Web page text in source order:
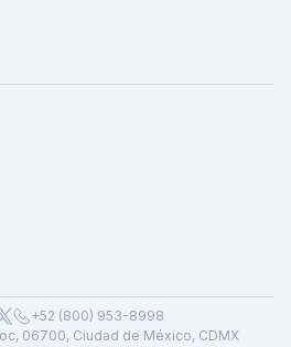
+52 (800) 953-8998
06700, Ciudad de México, CDMX